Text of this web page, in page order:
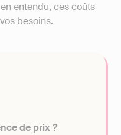
entendu, ces coûts
besoins.
de prix ?